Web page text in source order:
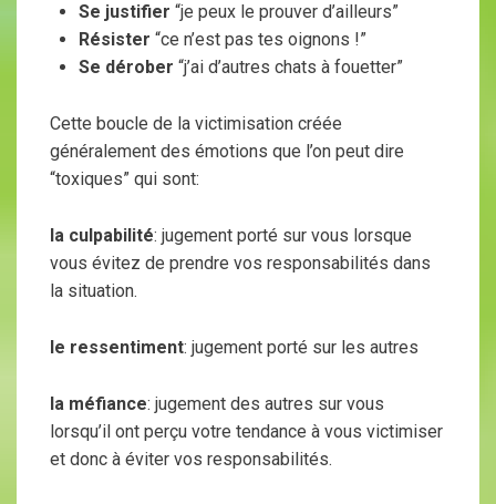
Se justifier “je peux le prouver d’ailleurs”
Résister “ce n’est pas tes oignons !”
Se dérober “j’ai d’autres chats à fouetter”
Cette boucle de la victimisation créée
généralement des émotions que l’on peut dire
“toxiques” qui sont:
la culpabilité: jugement porté sur vous lorsque
vous évitez de prendre vos responsabilités dans
la situation.
le ressentiment: jugement porté sur les autres
la méfiance: jugement des autres sur vous
lorsqu’il ont perçu votre tendance à vous victimiser
et donc à éviter vos responsabilités.